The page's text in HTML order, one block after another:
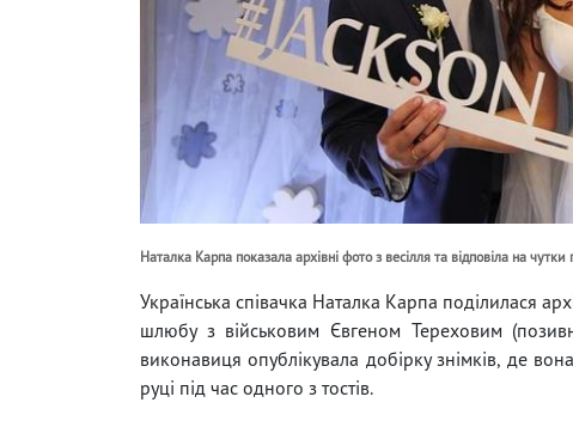
Наталка Карпа показала архівні фото з весілля та відповіла на
Українська співачка Наталка Карпа поділилася
шлюбу з військовим Євгеном Тереховим
виконавиця опублікувала добірку знімків, де
руці під час одного з тостів.